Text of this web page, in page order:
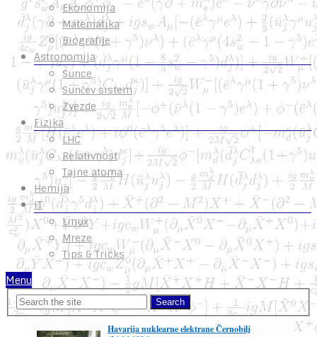
Ekonomija
Matematika
Biografije
Astronomija
Sunce
Sunčev sistem
Zvezde
Fizika
LHC
Relativnost
Tajne atoma
Hemija
IT
Linux
Mreze
Tips & Tricks
Menu
Havarija nuklearne elektrane Černobilj